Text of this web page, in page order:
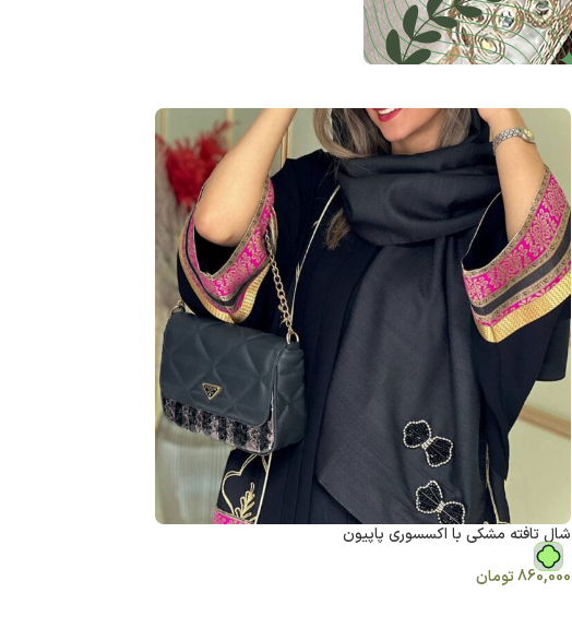
شال تافته مشكي با اكسسوري پاپيون
860,000تومان